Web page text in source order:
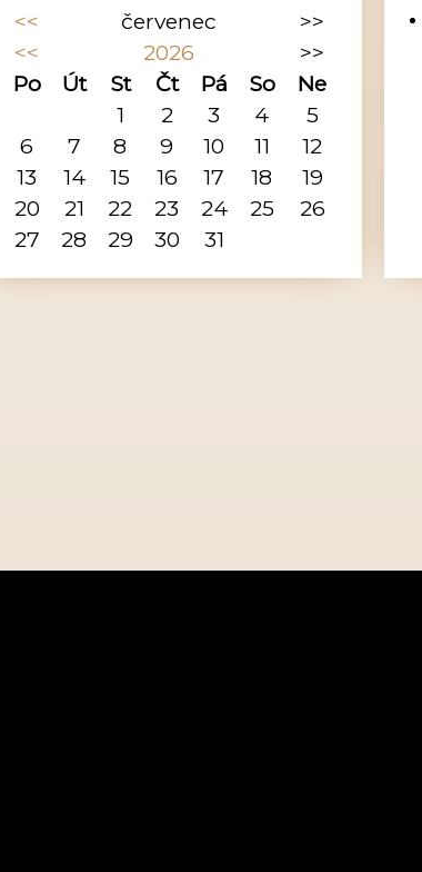
<< červenec
>>
<<
2026
>>
Po
Út St Čt Pá So
Ne
1
2 3 4
5
6
7 8 9 10 11
12
13
14 15 16 17 18
19
20
21 22 23 24 25
26
27
28 29 30 31